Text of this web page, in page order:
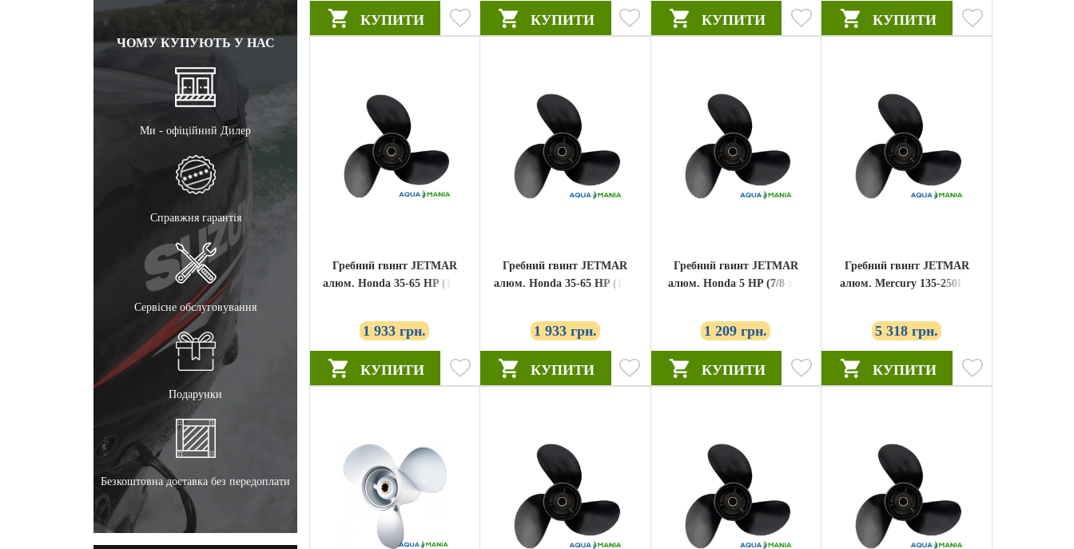
ЧОМУ КУПУЮТЬ У НАС
Ми - офіційний Дилер
Справжня гарантія
Сервісне обслуговування
Подарунки
Безкоштовна доставка без передоплати
КУПИТИ КУПИТИ КУПИТИ КУПИТИ
Гребний гвинт JETMAR
алюм. Honda 35-65 HP (11-1
1 933 грн.
КУПИТИ
Гребний гвинт JETMAR
алюм. Honda 35-65 HP (11-1
1 933 грн.
КУПИТИ
Гребний гвинт JETMAR
алюм. Honda 5 HP (7/8 x7)
1 209 грн.
КУПИТИ
Гребний гвинт JETMAR
алюм. Mercury 135-250HP
5 318 грн.
КУПИТИ